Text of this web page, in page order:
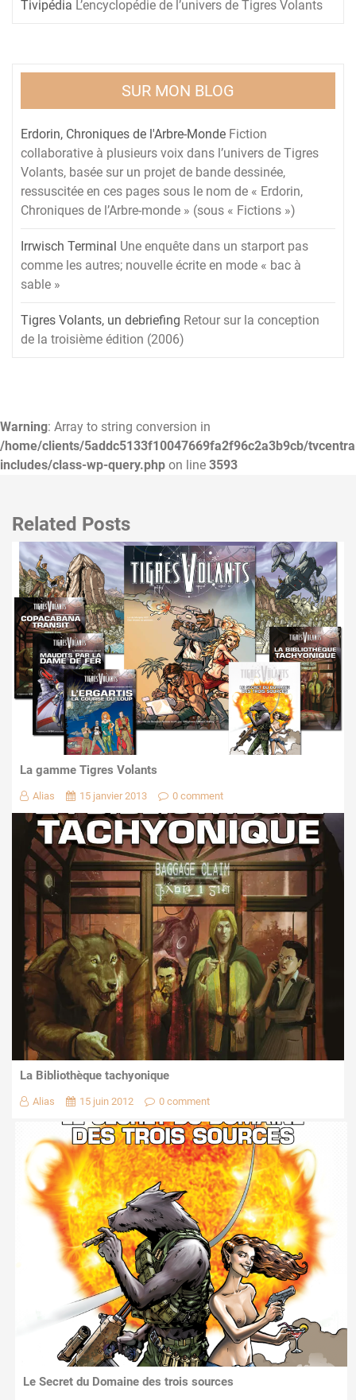
Tivipédia L’encyclopédie de l’univers de Tigres Volants
SUR MON BLOG
Erdorin, Chroniques de l'Arbre-Monde Fiction
collaborative à plusieurs voix dans l’univers de Tigres
Volants, basée sur un projet de bande dessinée,
ressuscitée en ces pages sous le nom de « Erdorin,
Chroniques de l’Arbre-monde » (sous « Fictions »)
Irrwisch Terminal Une enquête dans un starport pas
comme les autres; nouvelle écrite en mode « bac à
sable »
Tigres Volants, un debriefing Retour sur la conception
de la troisième édition (2006)
Warning: Array to string conversion in
/home/clients/5addc5133f10047669fa2f96c2a3b9cb/
includes/class-wp-query.php on line 3593
Related Posts
La gamme Tigres Volants
Alias 15 janvier 2013 0 comment
La Bibliothèque tachyonique
Alias 15 juin 2012 0 comment
Le Secret du Domaine des trois sources